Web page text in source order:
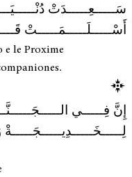
سَـــــعِـــــدَتْ
أَسْـــــلَـــــمَـــــتْ
e le Proxime
إِنَّ فِـــــي